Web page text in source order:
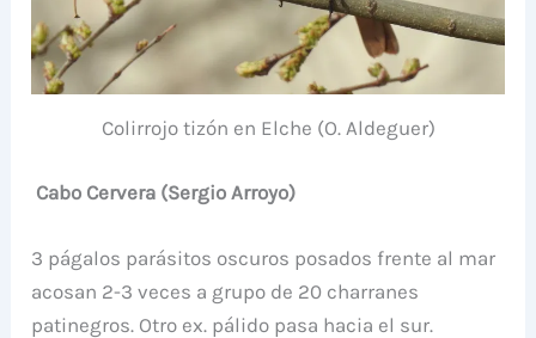
Colirrojo tizón en Elche (O. Aldeguer)
Cabo Cervera (Sergio Arroyo)
3 págalos parásitos oscuros posados frente al mar
acosan 2-3 veces a grupo de 20 charranes
patinegros. Otro ex. pálido pasa hacia el sur.